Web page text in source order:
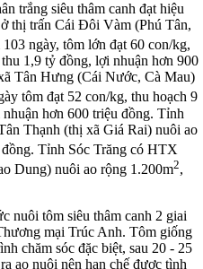
trắng siêu thâm canh đạt hiệu
thị trấn Cái Đôi Vàm (Phú Tân,
103 ngày, tôm lớn đạt 60 con/kg,
1,9 tỷ đồng, lợi nhuận hơn 900
Tân Hưng (Cái Nước, Cà Mau)
tôm đạt 52 con/kg, thu hoạch 9
hơn 600 triệu đồng. Tỉnh
Thạnh (thị xã Giá Rai) nuôi ao
Tỉnh Sóc Trăng có HTX
Dung) nuôi ao rộng 1.200m2,
nuôi tôm siêu thâm canh 2 giai
mại Trúc Anh. Tôm giống
chăm sóc đặc biệt, sau 20 - 25
ao nuôi nên hạn chế được tình